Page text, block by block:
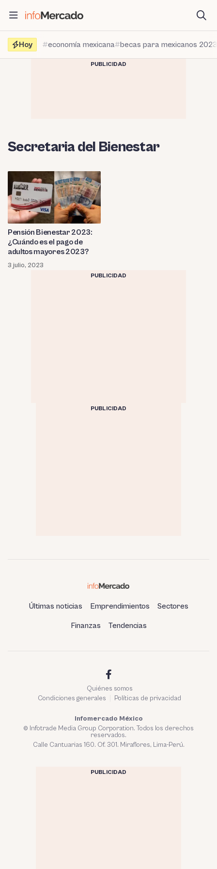
contenido
Hoy
economía mexicana becas para mexicanos 2023
PUBLICIDAD
Secretaria del Bienestar
Pensión Bienestar 2023:
¿Cuándo es el pago de
adultos mayores 2023?
3 julio, 2023
PUBLICIDAD
PUBLICIDAD
Últimas noticias Emprendimientos Sectores
Finanzas Tendencias
Quiénes somos
Condiciones generales
Políticas de privacidad
Infomercado México
© Infotrade Media Group Corporation. Todos los derechos
reservados.
Calle Cantuarias 160. Of. 301. Miraflores, Lima-Perú.
PUBLICIDAD